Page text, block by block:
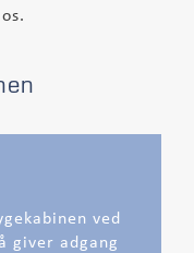
ved
giver adgang